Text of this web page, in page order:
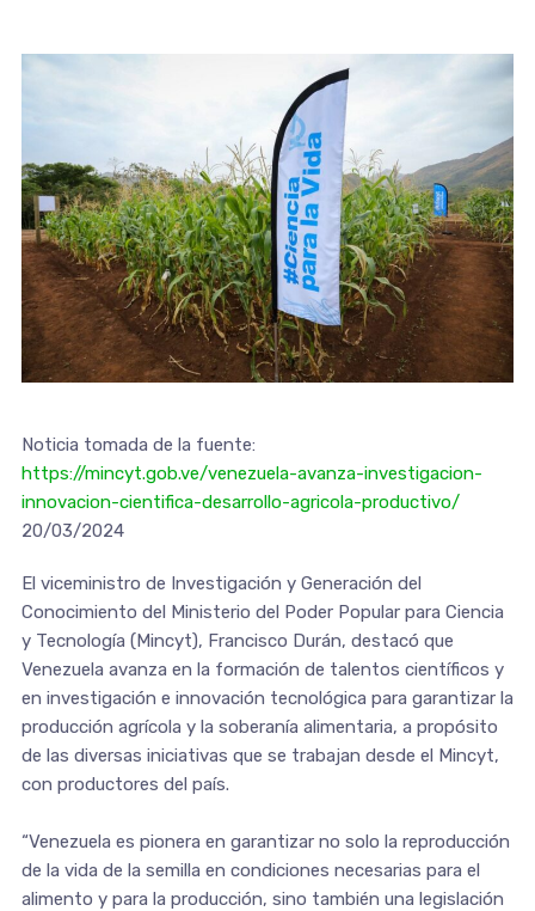
Noticia tomada de la fuente:
https://mincyt.gob.ve/venezuela-avanza-investigacion-
innovacion-cientifica-desarrollo-agricola-productivo/
20/03/2024
El viceministro de Investigación y Generación del
Conocimiento del Ministerio del Poder Popular para Ciencia
y Tecnología (Mincyt), Francisco Durán, destacó que
Venezuela avanza en la formación de talentos científicos y
en investigación e innovación tecnológica para garantizar la
producción agrícola y la soberanía alimentaria, a propósito
de las diversas iniciativas que se trabajan desde el Mincyt,
con productores del país.
“Venezuela es pionera en garantizar no solo la reproducción
de la vida de la semilla en condiciones necesarias para el
alimento y para la producción, sino también una legislación